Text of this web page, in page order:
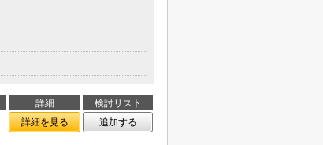
詳細
検討リスト
詳細を見る 追加する